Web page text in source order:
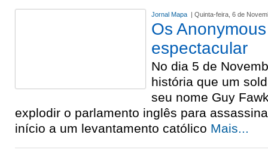
Jornal Mapa | Quinta-feira, 6 de
Os
espectacular
No dia 5 de
história que um
seu nome Guy
explodir o parlamento inglês para
início a um levantamento católico Mais...